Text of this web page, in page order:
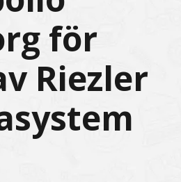
för
Riezler